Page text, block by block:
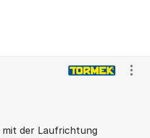
mit der Laufrichtung